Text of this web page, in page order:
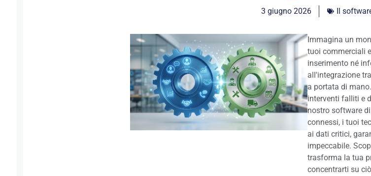
3 giugno 2026 Il
Immagina un
tuoi commerciali
inserimento né
all'integrazione
a portata di
interventi falliti e
nostro software
connessi, i tuoi
ai dati critici,
impeccabile.
trasforma la tua
concentrarti su